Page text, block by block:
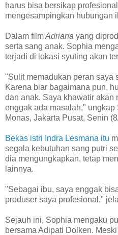
harus bisa bersikap
mengesampingkan hubungan
Dalam filmAdriana yang
serta sang anak. Sophia
terjadi di lokasi syuting akan
"Sulit memadukan peran saya
Karena biar bagaimana pun,
dan anak. Saya khawatir akan
enggak ada masalah," ungkap
Monas, Jakarta Pusat, Senin
Bekas istri Indra Lesmana itu
segala kebutuhan sang putri
dia mengungkapkan, tetap
lainnya.
"Sebagai ibu, saya enggak
produser saya profesional,"
Sejauh ini, Sophia mengaku
bersama Adipati Dolken.